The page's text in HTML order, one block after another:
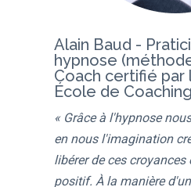
Alain Baud -
hypnose
Coach certifié par
École de
« Grâce à l'hypnose
en nous l'imagination
libérer de ces croyances
positif. À la manière